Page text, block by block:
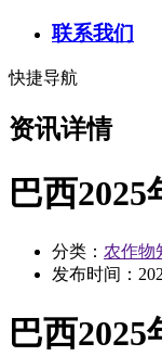
联系我们
快捷导航
资讯详情
巴西
分类： 农作物
发布时间：
巴西